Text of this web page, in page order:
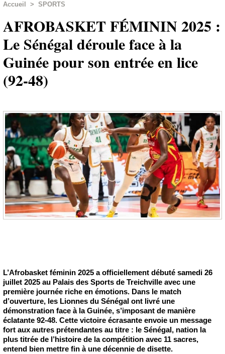
Accueil > SPORTS
AFROBASKET FÉMININ 2025 :
Le Sénégal déroule face à la
Guinée pour son entrée en lice
(92-48)
L’Afrobasket féminin 2025 a officiellement débuté samedi 26
juillet 2025 au Palais des Sports de Treichville avec une
première journée riche en émotions. Dans le match
d’ouverture, les Lionnes du Sénégal ont livré une
démonstration face à la Guinée, s’imposant de manière
éclatante 92-48. Cette victoire écrasante envoie un message
fort aux autres prétendantes au titre : le Sénégal, nation la
plus titrée de l’histoire de la compétition avec 11 sacres,
entend bien mettre fin à une décennie de disette.